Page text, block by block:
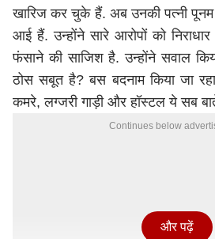
खारिज कर चुके हैं. अब उनकी पत्नी पूनम
आई हैं. उन्होंने सारे आरोपों को
फंसाने की साजिश है. उन्होंने सवाल
ठोस सबूत है? बस बदनाम किया जा
कमरे, लग्जरी गाड़ी और हॉस्टल ये सब
Continues below
और पढ़ें